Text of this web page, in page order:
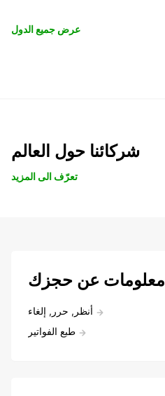
عرض جميع الدول
شركائنا حول العالم
تعرّف الى المزيد
معلومات عن حجزك
أنظر, حرر, إلغاء
طبع الفواتير